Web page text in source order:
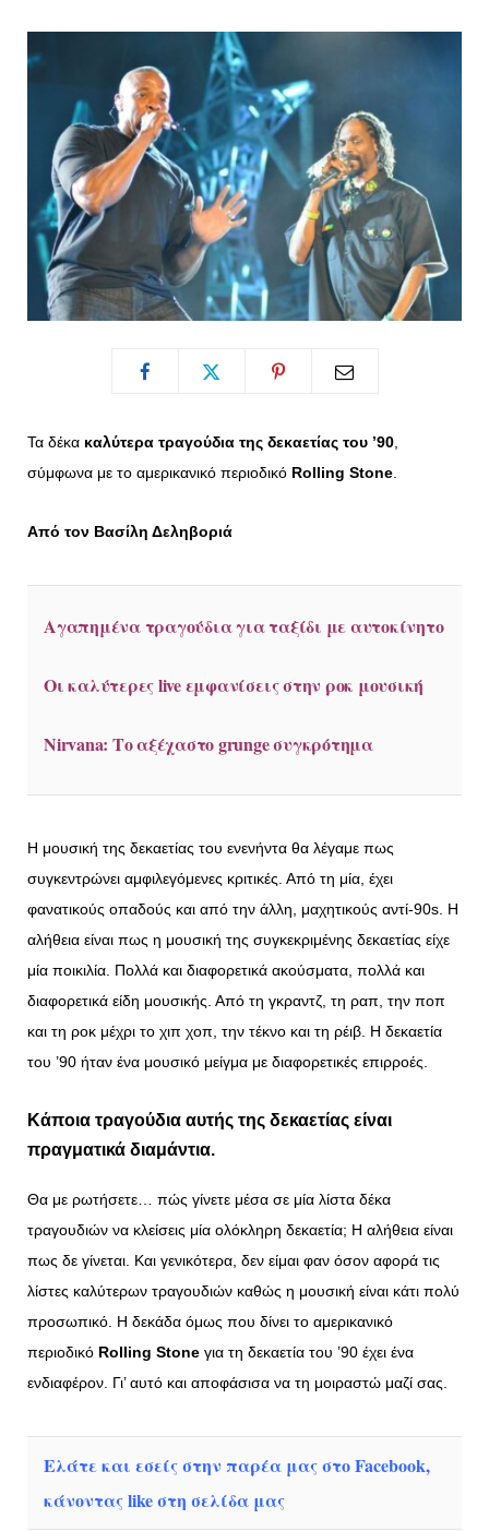
k e
r
)
a
m t
Τα δέκα καλύτερα τραγούδια της δεκαετίας του ’90,
σύμφωνα με το αμερικανικό περιοδικό Rolling Stone.
Από τον Βασίλη Δεληβοριά
Αγαπημένα τραγούδια για ταξίδι με αυτοκίνητο
Οι καλύτερες live εμφανίσεις στην ροκ μουσική
Nirvana: Το αξέχαστο grunge συγκρότημα
Η μουσική της δεκαετίας του ενενήντα θα λέγαμε πως
συγκεντρώνει αμφιλεγόμενες κριτικές. Από τη μία, έχει
φανατικούς οπαδούς και από την άλλη, μαχητικούς αντί-90s. Η
αλήθεια είναι πως η μουσική της συγκεκριμένης δεκαετίας είχε
μία ποικιλία. Πολλά και διαφορετικά ακούσματα, πολλά και
διαφορετικά είδη μουσικής. Από τη γκραντζ, τη ραπ, την ποπ
και τη ροκ μέχρι το χιπ χοπ, την τέκνο και τη ρέιβ. Η δεκαετία
του ’90 ήταν ένα μουσικό μείγμα με διαφορετικές επιρροές.
Κάποια τραγούδια αυτής της δεκαετίας είναι
πραγματικά διαμάντια.
Θα με ρωτήσετε… πώς γίνετε μέσα σε μία λίστα δέκα
τραγουδιών να κλείσεις μία ολόκληρη δεκαετία; Η αλήθεια είναι
πως δε γίνεται. Και γενικότερα, δεν είμαι φαν όσον αφορά τις
λίστες καλύτερων τραγουδιών καθώς η μουσική είναι κάτι πολύ
προσωπικό. Η δεκάδα όμως που δίνει το αμερικανικό
περιοδικό Rolling Stone για τη δεκαετία του ’90 έχει ένα
ενδιαφέρον. Γι’ αυτό και αποφάσισα να τη μοιραστώ μαζί σας.
Ελάτε και εσείς στην παρέα μας στο Facebook,
κάνοντας like στη σελίδα μας